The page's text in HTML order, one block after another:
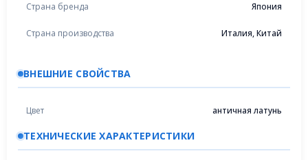
Страна бренда Япония
Страна производства Италия, Китай
ВНЕШНИЕ СВОЙСТВА
Цвет античная латунь
ТЕХНИЧЕСКИЕ ХАРАКТЕРИСТИКИ